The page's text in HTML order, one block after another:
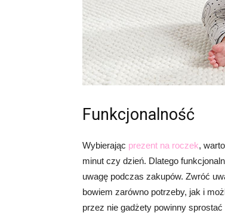
Funkcjonalność
Wybierając prezent na roczek,
minut czy dzień. Dlatego
uwagę podczas zakupów. Zwróć
bowiem zarówno potrzeby, jak i
przez nie gadżety powinny